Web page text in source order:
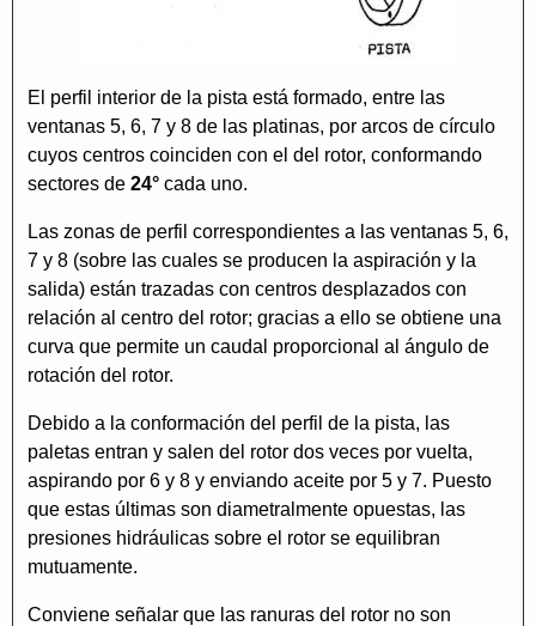
El perfil interior de la pista está formado, entre las
ventanas 5, 6, 7 y 8 de las platinas, por arcos de círculo
cuyos centros coinciden con el del rotor, conformando
sectores de 24° cada uno.
Las zonas de perfil correspondientes a las ventanas 5, 6,
7 y 8 (sobre las cuales se producen la aspiración y la
salida) están trazadas con centros desplazados con
relación al centro del rotor; gracias a ello se obtiene una
curva que permite un caudal proporcional al ángulo de
rotación del rotor.
Debido a la conformación del perfil de la pista, las
paletas entran y salen del rotor dos veces por vuelta,
aspirando por 6 y 8 y enviando aceite por 5 y 7. Puesto
que estas últimas son diametralmente opuestas, las
presiones hidráulicas sobre el rotor se equilibran
mutuamente.
Conviene señalar que las ranuras del rotor no son